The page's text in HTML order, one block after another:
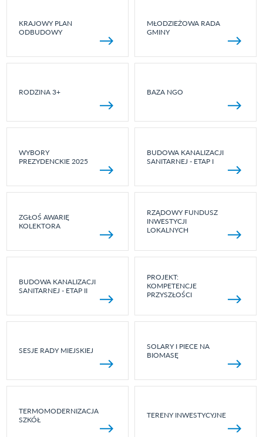
KRAJOWY PLAN
ODBUDOWY
MŁODZIEŻOWA RADA
GMINY
RODZINA 3+ BAZA NGO
WYBORY
PREZYDENCKIE 2025
BUDOWA KANALIZACJI
SANITARNEJ - ETAP I
ZGŁOŚ AWARIĘ
KOLEKTORA
RZĄDOWY FUNDUSZ
INWESTYCJI
LOKALNYCH
BUDOWA KANALIZACJI
SANITARNEJ - ETAP II
PROJEKT:
KOMPETENCJE
PRZYSZŁOŚCI
SESJE RADY MIEJSKIEJ
SOLARY I PIECE NA
BIOMASĘ
TERMOMODERNIZACJA
SZKÓŁ
TERENY INWESTYCYJNE